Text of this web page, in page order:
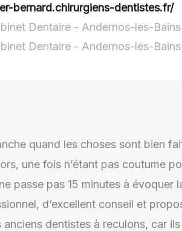
bernard.chirurgiens-dentistes.fr/
Dentaire - Andernos-les-
Dentaire - Andernos-les-
quand les choses sont bien
une fois n’étant pas coutume
passe pas 15 minutes à évoquer
d’excellent conseil et
dentistes à reculons, car